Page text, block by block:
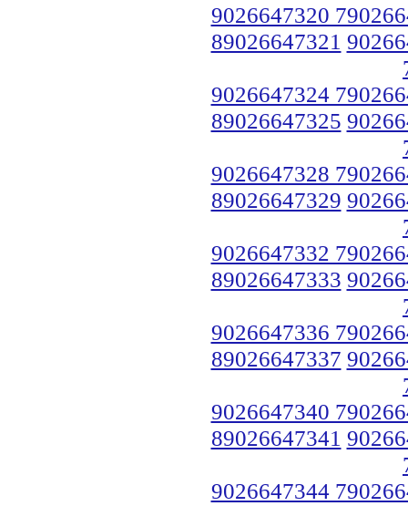
9026647320
89026647321
9026647324
89026647325
9026647328
89026647329
9026647332
89026647333
9026647336
89026647337
9026647340
89026647341
9026647344